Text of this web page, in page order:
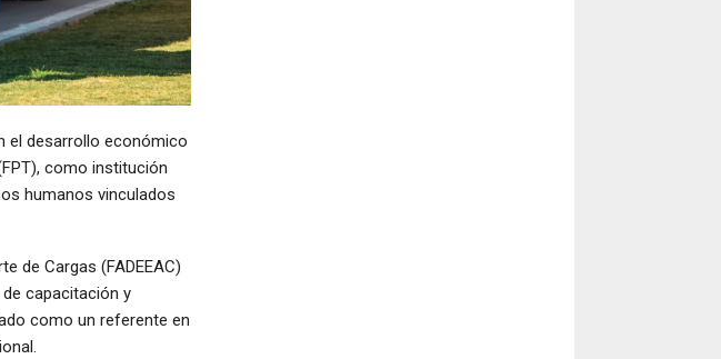
el desarrollo económico
como institución
humanos vinculados
de Cargas (FADEEAC)
capacitación y
como un referente en